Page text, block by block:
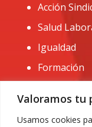
Valoramos tu
Usamos cookies
Acción
Salud
Igualdad
Formación
CONTACTO: